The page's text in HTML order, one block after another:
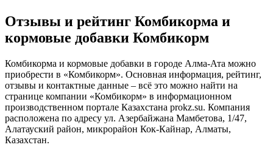
Отзывы и рейтинг Комбикорма и
кормовые добавки Комбикорм
Комбикорма и кормовые добавки в городе Алма-Ата можно
приобрести в «Комбикорм». Основная информация, рейтинг,
отзывы и контактные данные – всё это можно найти на
странице компании «Комбикорм» в информационном
производственном портале Казахстана prokz.su. Компания
расположена по адресу ул. Азербайжана Мамбетова, 1/47,
Алатауский район, микрорайон Кок-Кайнар, Алматы,
Казахстан.